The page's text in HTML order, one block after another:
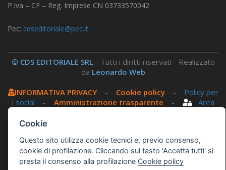
P.Iva – CF – Reg. Imprese CN 03733570042
Pec: cdseditoriale@pec.it
© CDS EDITORIALE SRL - Tutti i diritti riservati - Realizzato
da Leonardo Web
INFORMATIVA PRIVACY- Cookie policy- Policy per
i social - Amministrazione trasparente -
Area
Questo sito utilizza, nella versione per UTENTI CON
DISLESSIA,Biancoenero ®, una font italiana ad Alta
Leggibilità.
Cookie
Questo sito utilizza cookie tecnici e, previo consenso,
cookie di profilazione. Cliccando sul tasto 'Accetta tutti' si
presta il consenso alla profilazione Cookie policy